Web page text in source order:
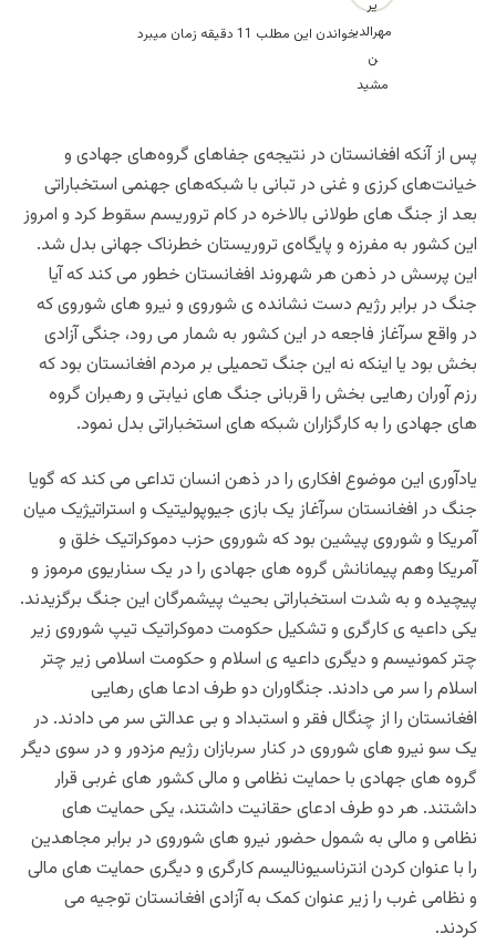
خواندن این مطلب 11 دقیقه زمان میبرد
پس از آنکه افغانستان در نتیجه‌ی جفاهای گروه‌های جهادی و
خیانت‌های کرزی و غنی در تبانی با شبکه‌های جهنمی استخباراتی
بعد از جنگ های طولانی بالاخره در کام تروریسم سقوط کرد و امروز
این کشور به مفرزه و پایگاه‌ی تروریستان خطرناک جهانی بدل شد.
این پرسش در ذهن هر شهروند افغانستان خطور می کند که آیا
جنگ در برابر رژیم دست نشانده ی شوروی و نیرو های شوروی که
در واقع سرآغاز فاجعه در این کشور به شمار می رود، جنگی آزادی
بخش بود یا اینکه نه این جنگ تحمیلی بر مردم افغانستان بود که
رزم آوران رهایی بخش را قربانی جنگ های نیابتی و رهبران گروه
های جهادی را به کارگزاران شبکه های استخباراتی بدل نمود.
یادآوری این موضوع افکاری را در ذهن انسان تداعی می کند که گویا
جنگ در افغانستان سرآغاز یک بازی جیوپولیتیک و استراتیژیک میان
آمریکا و شوروی پیشین بود که شوروی حزب دموکراتیک خلق و
آمریکا وهم پیمانانش گروه های جهادی را در یک سناریوی مرموز و
پیچیده و به شدت استخباراتی بحیث پیشمرگان این جنگ برگزیدند.
یکی داعیه ی کارگری و تشکیل حکومت دموکراتیک تیپ شوروی زیر
چتر کمونیسم و دیگری داعیه ی اسلام و حکومت اسلامی زیر چتر
اسلام را سر می دادند. جنگاوران دو طرف ادعا های رهایی
افغانستان را از چنگال فقر و استبداد و بی عدالتی سر می دادند. در
یک سو نیرو های شوروی در کنار سربازان رژیم مزدور و در سوی دیگر
گروه های جهادی با حمایت نظامی و مالی کشور های غربی قرار
داشتند. هر دو طرف ادعای حقانیت داشتند، یکی حمایت های
نظامی و مالی به شمول حضور نیرو های شوروی در برابر مجاهدین
را با عنوان کردن انترناسیونالیسم کارگری و دیگری حمایت های مالی
و نظامی غرب را زیر عنوان کمک به آزادی افغانستان توجيه می
کردند.